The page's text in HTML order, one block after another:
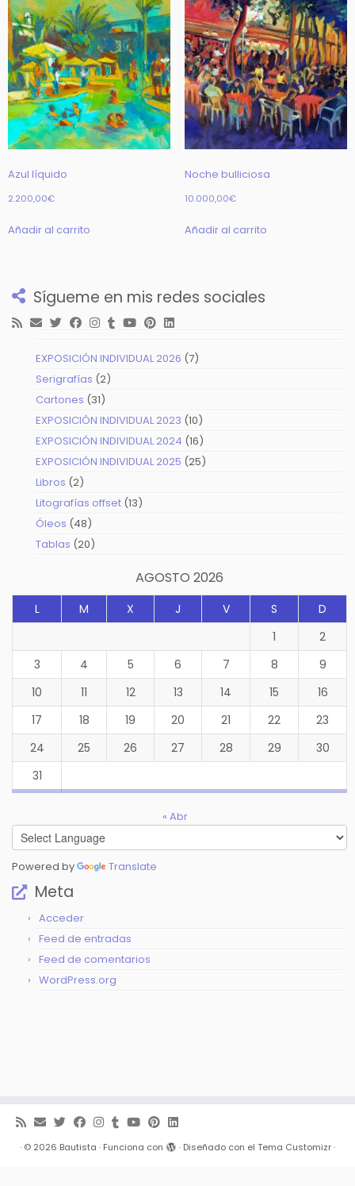
Azul líquido
2.200,00€
Añadir al carrito
Noche bulliciosa
10.000,00€
Añadir al carrito
Sígueme en mis redes sociales
EXPOSICIÓN INDIVIDUAL 2026 77
Serigrafías 22
Cartones 3131
productos
EXPOSICIÓN INDIVIDUAL 2023 1010
productos
EXPOSICIÓN INDIVIDUAL 2024 1616
productos
EXPOSICIÓN INDIVIDUAL 2025 2525
Libros 22
productos
Litografías offset 1313
Óleos 4848
productos
Tablas 2020
AGOSTO 2026
L M X J V S
D
1
2
3
4 5 6 7 8
9
10
11 12 13 14 15
16
17
18 19 20 21 22
23
24
25 26 27 28 29
30
31
« Abr
Powered by Translate
Meta
Acceder
Feed de entradas
Feed de comentarios
WordPress.org
· © 2026 Bautista · Funciona con · Diseñado con el Tema Customizr·